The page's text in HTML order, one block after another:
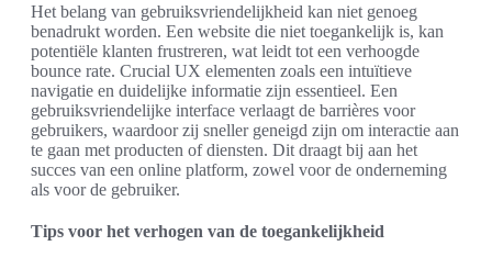
Het belang van gebruiksvriendelijkheid kan niet genoeg
benadrukt worden. Een website die niet toegankelijk is, kan
potentiële klanten frustreren, wat leidt tot een verhoogde
bounce rate. Crucial UX elementen zoals een intuïtieve
navigatie en duidelijke informatie zijn essentieel. Een
gebruiksvriendelijke interface verlaagt de barrières voor
gebruikers, waardoor zij sneller geneigd zijn om interactie aan
te gaan met producten of diensten. Dit draagt bij aan het
succes van een online platform, zowel voor de onderneming
als voor de gebruiker.
Tips voor het verhogen van de toegankelijkheid